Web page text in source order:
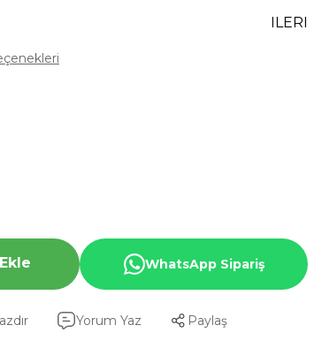
ILERI
WhatsApp Sipariş
Yorum Yaz Paylaş